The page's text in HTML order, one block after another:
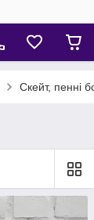
Скейт, пенні